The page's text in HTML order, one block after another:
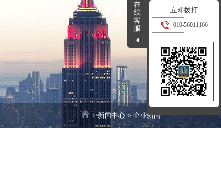
>新闻中心> 企业新闻
在
线
客
服
立即拨打
010-56011166